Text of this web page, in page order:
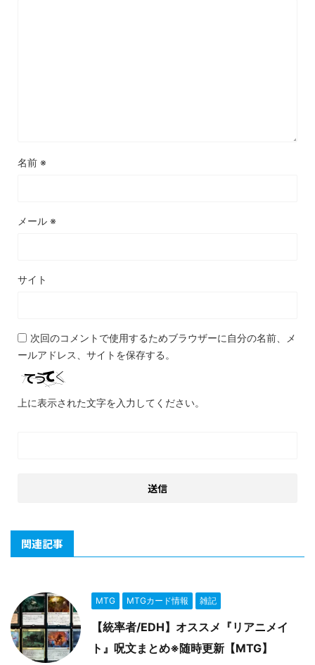
名前 ※
メール ※
サイト
次回のコメントで使用するためブラウザーに自分の名前、メ
ールアドレス、サイトを保存する。
上に表示された文字を入力してください。
関連記事
MTG MTGカード情報 雑記
【統率者/EDH】オススメ『リアニメイ
ト』呪文まとめ※随時更新【MTG】